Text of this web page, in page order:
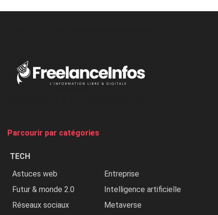
Nigeria,
Parcourir par catégories
TECH
Astuces web
Entreprise
Futur & monde 2.0
Intelligence artificielle
Réseaux sociaux
Metaverse